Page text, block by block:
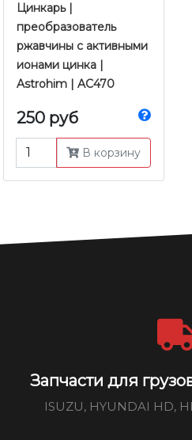
Цинкарь |
преобразователь
ржавчины с активными
ионами цинка |
Astrohim | AC470
250 руб
В корзину
Запчасти для
ISUZU, HYUNDAI HD,